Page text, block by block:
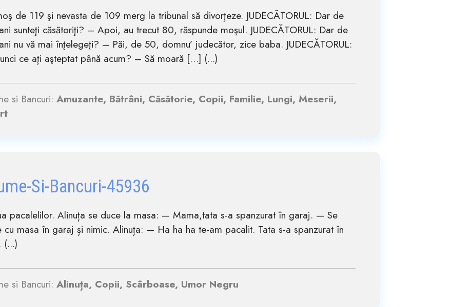
de 119 şi nevasta de 109 merg la tribunal să divorţeze. JUDECĂTORUL: Dar de
sunteţi căsătoriţi? – Apoi, au trecut 80, răspunde moşul. JUDECĂTORUL: Dar de
nu vă mai înţelegeţi? – Păi, de 50, domnu’ judecător, zice baba. JUDECĂTORUL:
ce aţi aşteptat până acum? – Să moară […] (...)
si Bancuri:Amuzante, Bătrâni, Căsătorie, Copii, Familie, Lungi, Meserii,
Si-Bancuri-45936
pacalelilor. Alinuța se duce la masa: — Mama,tata s-a spanzurat în garaj. — Se
cu masa în garaj și nimic. Alinuța: — Ha ha ha te-am pacalit. Tata s-a spanzurat în
(...)
si Bancuri:Alinuța, Copii, Scârboase, Umor Negru